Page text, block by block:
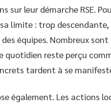
sur leur démarche RSE.
limite : trop descendante,
équipes. Nombreux
quotidien reste perçu
tardent à se
également. Les actions